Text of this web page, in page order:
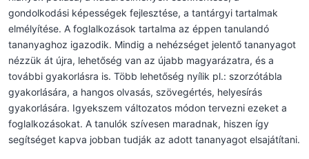
gondolkodási képességek fejlesztése, a tantárgyi tartalmak
elmélyítése. A foglalkozások tartalma az éppen tanulandó
tananyaghoz igazodik. Mindig a nehézséget jelentő tananyagot
nézzük át újra, lehetőség van az újabb magyarázatra, és a
további gyakorlásra is. Több lehetőség nyílik pl.: szorzótábla
gyakorlására, a hangos olvasás, szövegértés, helyesírás
gyakorlására. Igyekszem változatos módon tervezni ezeket a
foglalkozásokat. A tanulók szívesen maradnak, hiszen így
segítséget kapva jobban tudják az adott tananyagot elsajátítani.